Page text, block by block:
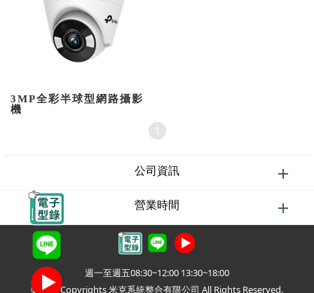
3MP全彩半球型網路攝影
機
1
公司資訊
營業時間
週一至週五08:30~12:00 13:30~18:00
©2026 Copyrights 米克系統整合有限公司 All Rights Reserved.